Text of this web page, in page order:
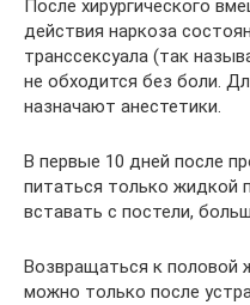
После хирургического
действия наркоза
транссексуала (так
не обходится без боли.
назначают анестетики.
В первые 10 дней после
питаться только
вставать с постели,
Возвращаться к половой
можно только после